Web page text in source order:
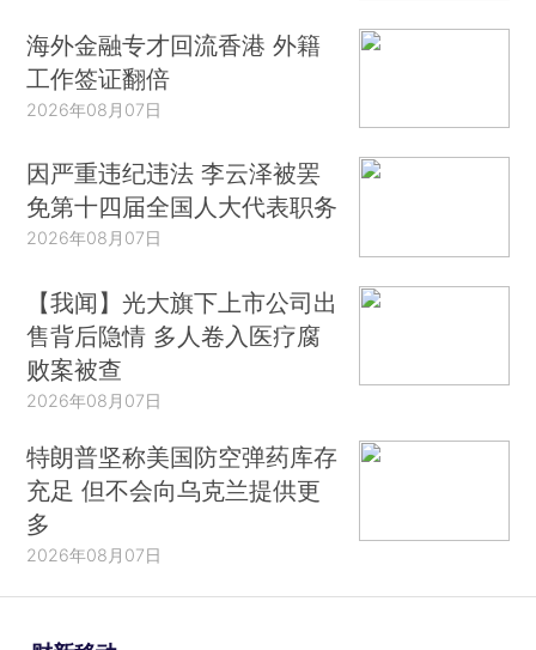
海外金融专才回流香港 外籍
工作签证翻倍
2026年08月07日
因严重违纪违法 李云泽被罢
免第十四届全国人大代表职务
2026年08月07日
【我闻】光大旗下上市公司出
售背后隐情 多人卷入医疗腐
败案被查
2026年08月07日
特朗普坚称美国防空弹药库存
充足 但不会向乌克兰提供更
多
2026年08月07日